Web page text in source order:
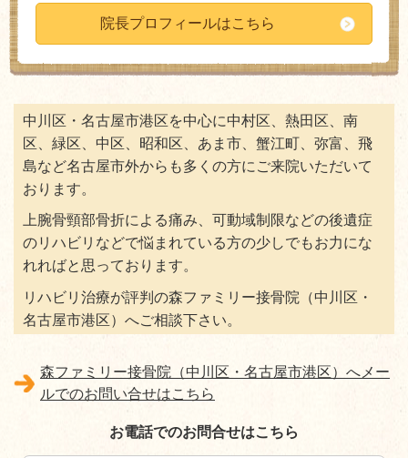
院長プロフィールはこちら
中川区・名古屋市港区を中心に中村区、熱田区、南
区、緑区、中区、昭和区、あま市、蟹江町、弥富、飛
島など名古屋市外からも多くの方にご来院いただいて
おります。
上腕骨頸部骨折による痛み、可動域制限などの後遺症
のリハビリなどで悩まれている方の少しでもお力にな
れればと思っております。
リハビリ治療が評判の森ファミリー接骨院（中川区・
名古屋市港区）へご相談下さい。
森ファミリー接骨院（中川区・名古屋市港区）へメー
ルでのお問い合せはこちら
お電話でのお問合せはこちら